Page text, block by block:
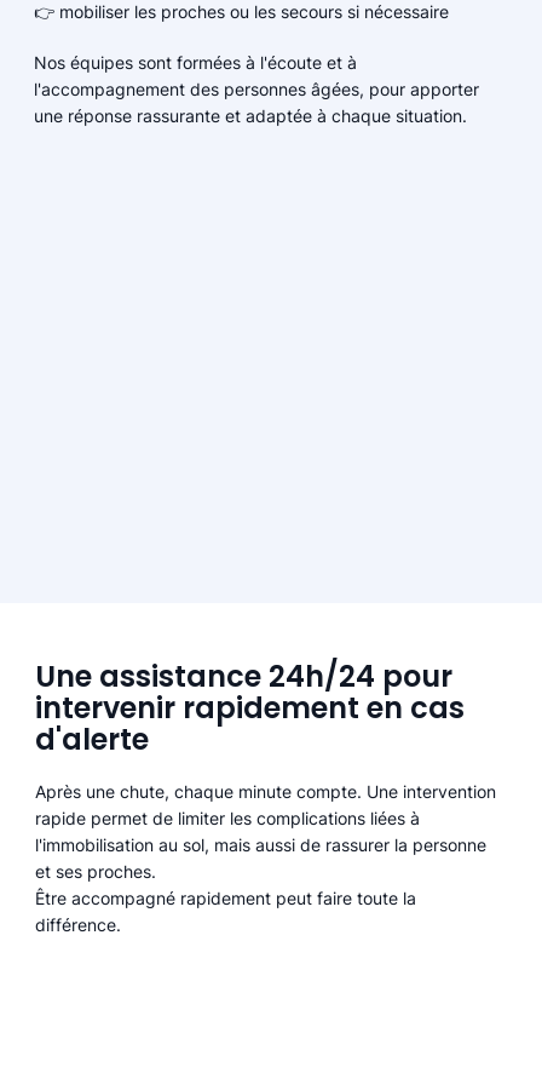
👉 mobiliser les proches ou les secours si nécessaire
Nos équipes sont formées à l'écoute et à
l'accompagnement des personnes âgées, pour apporter
une réponse rassurante et adaptée à chaque situation.
Une assistance 24h/24 pour
intervenir rapidement en cas
d'alerte
Après une chute, chaque minute compte. Une intervention
rapide permet de limiter les complications liées à
l'immobilisation au sol, mais aussi de rassurer la personne
et ses proches.
Être accompagné rapidement peut faire toute la
différence.